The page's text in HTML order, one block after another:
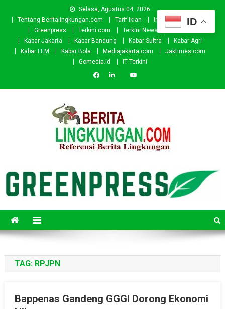
Selasa, Agustus 04, 2026
Tentang Beritalingkungan.com
Tarif Iklan Investor
Donasi
Greenpress
Terkini.com Terkini News
Kabar.id
Kabar Jakarta
Kabar Bandung Kabar Sultra
Kabar Agri
Kabar FEM
Kabar Bola Mediajakarta.com
Jaktimes.com
Gomedia.id
IT Terkini
TAG: RPJPN
Bappenas Gandeng GGGI Dorong Ekonomi
ID